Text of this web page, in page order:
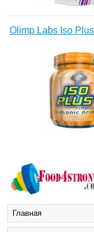
Olimp Labs Iso
Главная